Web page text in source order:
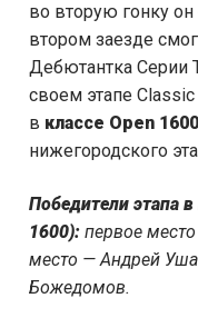
во вторую гонку он
втором заезде
Дебютантка Серии
своем этапе
в классе Open 1600
нижегородского
Победители этапа в
1600): первое
место — Андрей
Божедомов.